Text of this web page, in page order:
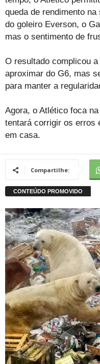
queda de rendimento
do goleiro Everson, o
mas o sentimento de
O resultado complicou
aproximar do G6, mas
para manter a
Agora, o Atlético foca
tentará corrigir os erros
em casa.
Compartilhe: